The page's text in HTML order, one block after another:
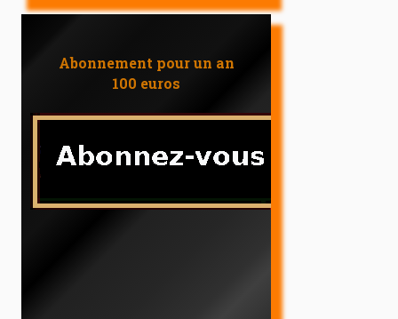
Abonnement pour un an
100 euros